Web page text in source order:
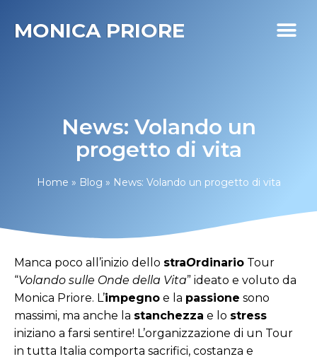
MONICA PRIORE
News: Volando un
progetto di vita
Home » Blog » News: Volando un progetto di vita
Manca poco all’inizio dello straOrdinario Tour
“Volando sulle Onde della Vita” ideato e voluto da
Monica Priore. L’impegno e la passione sono
massimi, ma anche la stanchezza e lo stress
iniziano a farsi sentire! L’organizzazione di un Tour
in tutta Italia comporta sacrifici, costanza e